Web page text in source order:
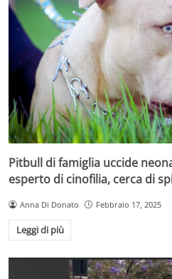
Pitbull di famiglia uccide
esperto di cinofilia, cerca di
Anna Di Donato Febbraio 17, 2025
Leggi di più